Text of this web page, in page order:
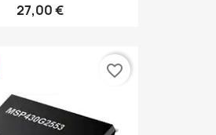
27,00 €
favorite_border